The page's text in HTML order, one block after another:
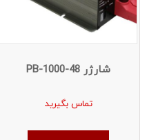
شارژر PB-1000-48
تماس بگیرید